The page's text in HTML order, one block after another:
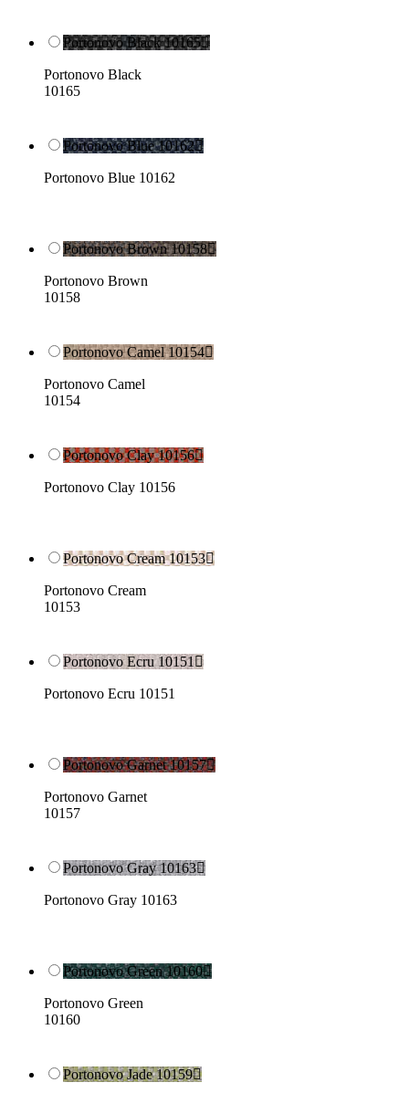
Portonovo Black 10165
Portonovo Black
10165
Portonovo Blue 10162
Portonovo Blue 10162
Portonovo Brown 10158
Portonovo Brown
10158
Portonovo Camel 10154
Portonovo Camel
10154
Portonovo Clay 10156
Portonovo Clay 10156
Portonovo Cream 10153
Portonovo Cream
10153
Portonovo Ecru 10151
Portonovo Ecru 10151
Portonovo Garnet 10157
Portonovo Garnet
10157
Portonovo Gray 10163
Portonovo Gray 10163
Portonovo Green 10160
Portonovo Green
10160
Portonovo Jade 10159